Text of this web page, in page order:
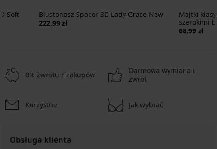
Soft
Biustonosz Spacer 3D Lady Grace New
222,99 zł
Majtki
szerokimi
68,99 zł
8% zwrotu z zakupów
Darmowa wymiana i
zwrot
Korzystne Jak wybrać
Obsługa klienta